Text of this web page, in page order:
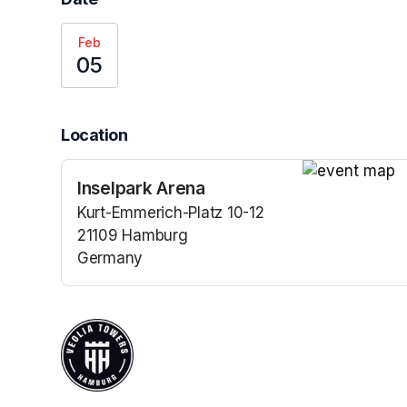
Feb
05
Location
Inselpark Arena
Kurt-Emmerich-Platz 10-12
21109 Hamburg
Germany